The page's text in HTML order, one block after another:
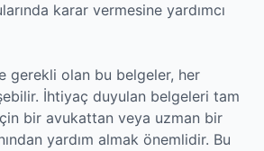
karar vermesine yardımcı
gerekli olan bu belgeler, her
İhtiyaç duyulan belgeleri tam
bir avukattan veya uzman bir
yardım almak önemlidir. Bu